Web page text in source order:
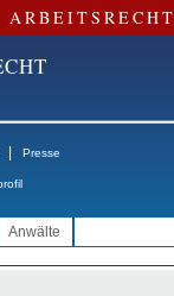
Presse
Anwälte